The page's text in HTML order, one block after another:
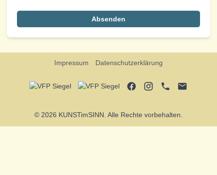
Absenden
Impressum Datenschutzerklärung
© 2026 KUNSTimSINN. Alle Rechte vorbehalten.